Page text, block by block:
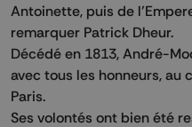
Antoinette, puis de
remarquer Patrick Dheur.
Décédé en 1813, André-
avec tous les honneurs, au
Paris.
Ses volontés ont bien été